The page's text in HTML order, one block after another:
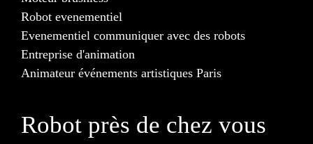
Robot evenementiel
Evenementiel communiquer avec des robots
Entreprise d'animation
Animateur événements artistiques Paris
Robot près de chez vous